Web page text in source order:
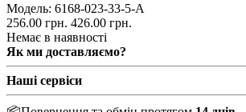
Модель: 6168-023-33-5-А
256.00 грн. 426.00 грн.
Немає в наявності
Як ми доставляємо?
Наші сервіси